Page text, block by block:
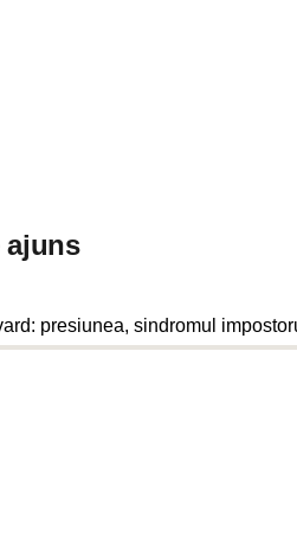
ajuns
presiunea, sindromul